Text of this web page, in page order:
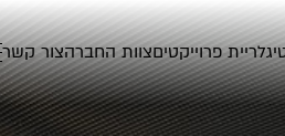
גלריית פרוייקטיםצוות החברהצור קשר